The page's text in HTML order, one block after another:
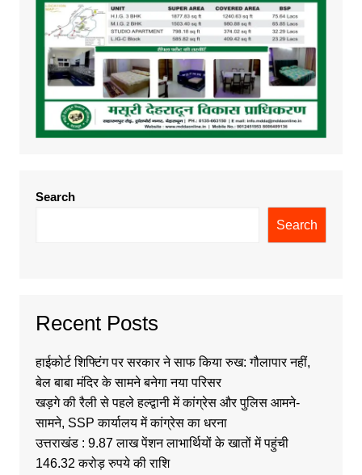
Search
Search
Recent Posts
हाईकोर्ट शिफ्टिंग पर सरकार ने साफ किया रुख: गौलापार नहीं,
बेल बाबा मंदिर के सामने बनेगा नया परिसर
खड़गे की रैली से पहले हल्द्वानी में कांग्रेस और पुलिस आमने-
सामने, SSP कार्यालय में कांग्रेस का धरना
उत्तराखंड : 9.87 लाख पेंशन लाभार्थियों के खातों में पहुंची
146.32 करोड़ रुपये की राशि